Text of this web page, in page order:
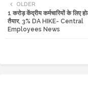
OLDER
1 करोड़ केंद्रीय कर्मचारियों के लिए
तैयार, 3% DA HIKE- Central
Employees News